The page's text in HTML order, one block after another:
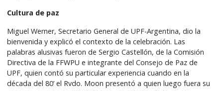
Cultura de paz
Miguel Werner, Secretario General de UPF-Argentina, dio la
bienvenida y explicó el contexto de la celebración. Las
palabras alusivas fueron de Sergio Castellón, de la Comisión
Directiva de la FFWPU e integrante del Consejo de Paz de
UPF, quien contó su particular experiencia cuando en la
década del 80’ el Rvdo. Moon presentó a quien luego fuera su